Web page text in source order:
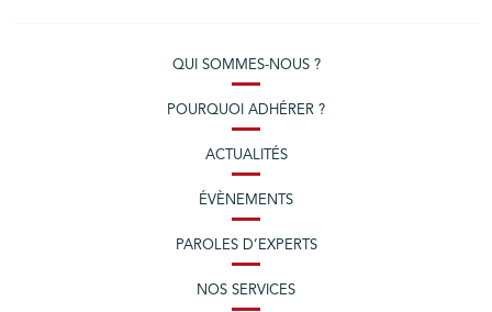
QUI SOMMES-NOUS ?
POURQUOI ADHÉRER ?
ACTUALITÉS
ÉVÈNEMENTS
PAROLES D’EXPERTS
NOS SERVICES